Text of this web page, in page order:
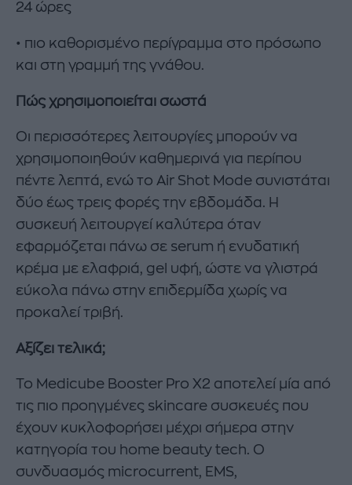
24 ώρες
• πιο καθορισμένο περίγραμμα στο πρόσωπο
και στη γραμμή της γνάθου.
Πώς χρησιμοποιείται σωστά
Οι περισσότερες λειτουργίες μπορούν να
χρησιμοποιηθούν καθημερινά για περίπου
πέντε λεπτά, ενώ το Air Shot Mode συνιστάται
δύο έως τρεις φορές την εβδομάδα. Η
συσκευή λειτουργεί καλύτερα όταν
εφαρμόζεται πάνω σε serum ή ενυδατική
κρέμα με ελαφριά, gel υφή, ώστε να γλιστρά
εύκολα πάνω στην επιδερμίδα χωρίς να
προκαλεί τριβή.
Αξίζει τελικά;
Το Medicube Booster Pro X2 αποτελεί μία από
τις πιο προηγμένες skincare συσκευές που
έχουν κυκλοφορήσει μέχρι σήμερα στην
κατηγορία του home beauty tech. Ο
συνδυασμός microcurrent, EMS,